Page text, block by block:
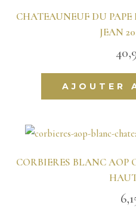
CHATEAUNEUF DU
JEAN
AJOUTER
CORBIERES BLANC AOP